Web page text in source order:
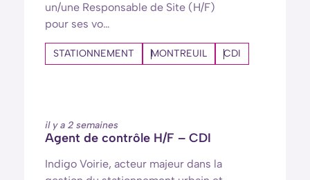
un/une Responsable de Site (H/F)
pour ses vo…
STATIONNEMENT MONTREUIL CDI
Agent de contrôle H/F – CDI
Indigo Voirie, acteur majeur dans la
il y a 2 semaines